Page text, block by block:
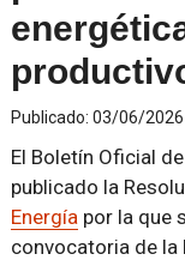
Publicado: 03/06/2026
El Boletín Oficial
publicado la
Energíapor la que
convocatoria de la